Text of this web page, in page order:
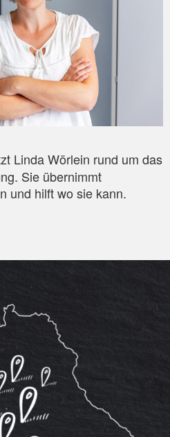
Linda Wörlein rund um das
Sie übernimmt
und hilft wo sie kann.